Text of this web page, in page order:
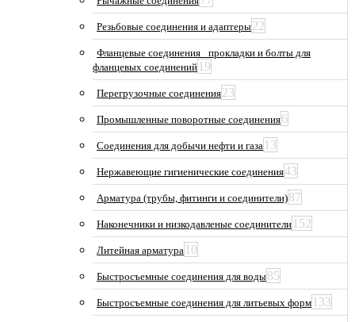
Резьбовые соединения и адаптеры22
Фланцевые соединения_ прокладки и болты для
фланцевых соединений 19
Перегрузочные соединения23
Промышленные поворотные соединения6
Соединения для добычи нефти и газа 13
Нержавеющие гигиенические соединения43
Арматура (трубы, фитинги и соединители)87
Наконечники и низкодавленые соединители 152
Литейная арматура 10
Быстросъемные соединения для воды85
Быстросъемные соединения для литьевых форм 133